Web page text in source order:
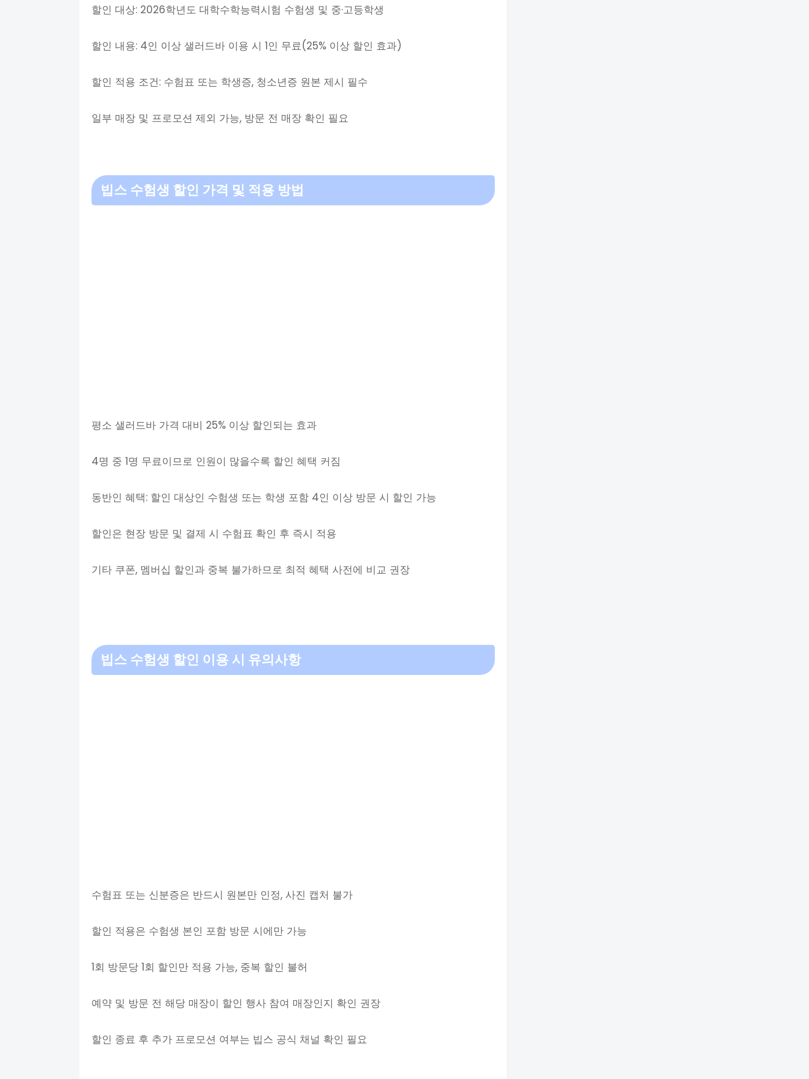
할인 대상: 2026학년도 대학수학능력시험 수험생 및 중·고등학생
할인 내용: 4인 이상 샐러드바 이용 시 1인 무료(25% 이상 할인 효과)
할인 적용 조건: 수험표 또는 학생증, 청소년증 원본 제시 필수
일부 매장 및 프로모션 제외 가능, 방문 전 매장 확인 필요
빕스 수험생 할인 가격 및 적용 방법
평소 샐러드바 가격 대비 25% 이상 할인되는 효과
4명 중 1명 무료이므로 인원이 많을수록 할인 혜택 커짐
동반인 혜택: 할인 대상인 수험생 또는 학생 포함 4인 이상 방문 시 할인 가능
할인은 현장 방문 및 결제 시 수험표 확인 후 즉시 적용
기타 쿠폰, 멤버십 할인과 중복 불가하므로 최적 혜택 사전에 비교 권장
빕스 수험생 할인 이용 시 유의사항
수험표 또는 신분증은 반드시 원본만 인정, 사진 캡처 불가
할인 적용은 수험생 본인 포함 방문 시에만 가능
1회 방문당 1회 할인만 적용 가능, 중복 할인 불허
예약 및 방문 전 해당 매장이 할인 행사 참여 매장인지 확인 권장
할인 종료 후 추가 프로모션 여부는 빕스 공식 채널 확인 필요